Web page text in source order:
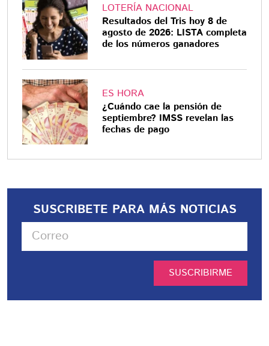
LOTERÍA NACIONAL
Resultados del Tris hoy 8 de
agosto de 2026: LISTA completa
de los números ganadores
ES HORA
¿Cuándo cae la pensión de
septiembre? IMSS revelan las
fechas de pago
SUSCRIBETE PARA MÁS NOTICIAS
SUSCRIBIRME